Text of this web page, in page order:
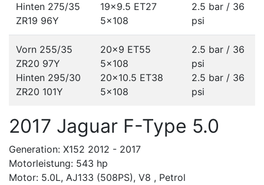
Hinten 275/35
ZR19 96Y
19x9.5 ET27
5x108
2.5 bar / 36
psi
Vorn 255/35
ZR20 97Y
Hinten 295/30
ZR20 101Y
20x9 ET55
5x108
20x10.5 ET38
5x108
2.5 bar / 36
psi
2.5 bar / 36
psi
2017 Jaguar F-Type 5.0
Generation: X152 2012 - 2017
Motorleistung: 543 hp
Motor: 5.0L, AJ133 (508PS), V8 , Petrol